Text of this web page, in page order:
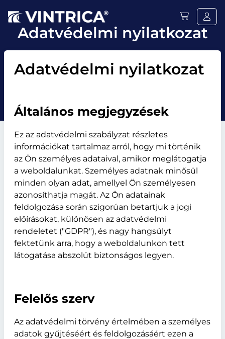
Adatvédelmi nyilatkozat
Adatvédelmi nyilatkozat
Általános megjegyzések
Ez az adatvédelmi szabályzat részletes
információkat tartalmaz arról, hogy mi történik
az Ön személyes adataival, amikor meglátogatja
a weboldalunkat. Személyes adatnak minősül
minden olyan adat, amellyel Ön személyesen
azonosíthatja magát. Az Ön adatainak
feldolgozása során szigorúan betartjuk a jogi
előírásokat, különösen az adatvédelmi
rendeletet ("GDPR"), és nagy hangsúlyt
fektetünk arra, hogy a weboldalunkon tett
látogatása abszolút biztonságos legyen.
Felelős szerv
Az adatvédelmi törvény értelmében a személyes
adatok gyűjtéséért és feldolgozásáért ezen a